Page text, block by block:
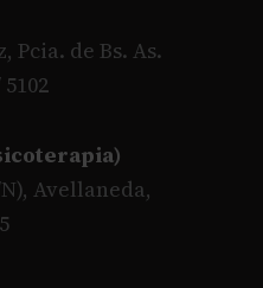
Pcia. de Bs. As.
Avellaneda,